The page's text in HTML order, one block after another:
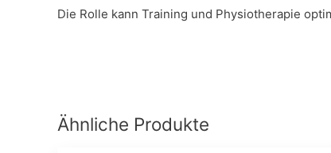
Die Rolle kann Training und Physiotherapie
Ähnliche Produkte